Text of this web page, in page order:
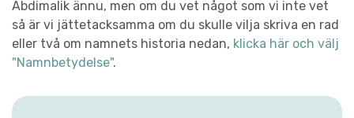
Abdimalik ännu, men om du vet något som vi inte vet
så är vi jättetacksamma om du skulle vilja skriva en rad
eller två om namnets historia nedan, klicka här och välj
"Namnbetydelse".